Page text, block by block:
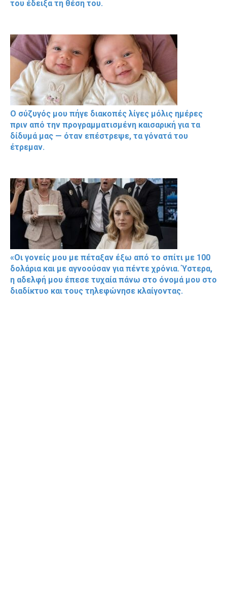
του έδειξα τη θέση του.
Ο σύζυγός μου πήγε διακοπές λίγες μόλις ημέρες
πριν από την προγραμματισμένη καισαρική για τα
δίδυμά μας — όταν επέστρεψε, τα γόνατά του
έτρεμαν.
«Οι γονείς μου με πέταξαν έξω από το σπίτι με 100
δολάρια και με αγνοούσαν για πέντε χρόνια. Ύστερα,
η αδελφή μου έπεσε τυχαία πάνω στο όνομά μου στο
διαδίκτυο και τους τηλεφώνησε κλαίγοντας.